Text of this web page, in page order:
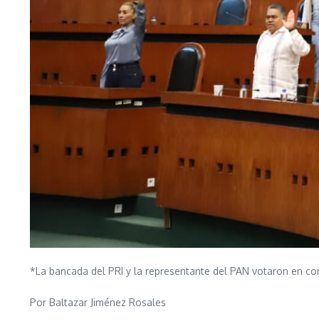
*La bancada del PRI y la representante del PAN votaron en
Por Baltazar Jiménez Rosales